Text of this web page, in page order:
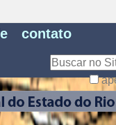
contato